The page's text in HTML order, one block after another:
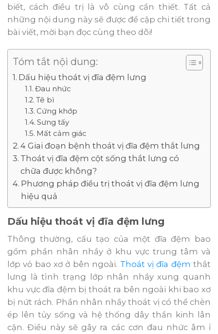
biết, cách điều trị là vô cùng cần thiết. Tất cả
những nội dung này sẽ được đề cập chi tiết trong
bài viết, mời bạn đọc cùng theo dõi!
Tóm tắt nội dung:
Dấu hiệu thoát vị đĩa đệm lưng
Đau nhức
Tê bì
Cứng khớp
Sưng tấy
Mất cảm giác
4 Giai đoạn bệnh thoát vị đĩa đệm thắt lưng
Thoát vị đĩa đệm cột sống thắt lưng có
chữa được không?
Phương pháp điều trị thoát vị đĩa đệm lưng
hiệu quả
Dấu hiệu thoát vị đĩa đệm lưng
Thông thường, cấu tạo của một đĩa đệm bao
gồm phần nhân nhầy ở khu vực trung tâm và
lớp vỏ bao xơ ở bên ngoài. Thoát vị đĩa đệm thắt
lưng là tình trạng lớp nhân nhầy xung quanh
khu vực đĩa đệm bị thoát ra bên ngoài khi bao xơ
bị nứt rách. Phần nhân nhầy thoát vị có thể chèn
ép lên tủy sống và hệ thống dây thần kinh lân
cận. Điều này sẽ gây ra các cơn đau nhức âm ỉ